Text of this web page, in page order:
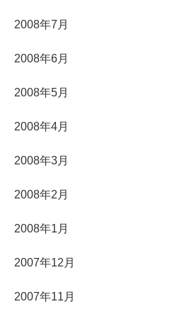
2008年7月
2008年6月
2008年5月
2008年4月
2008年3月
2008年2月
2008年1月
2007年12月
2007年11月